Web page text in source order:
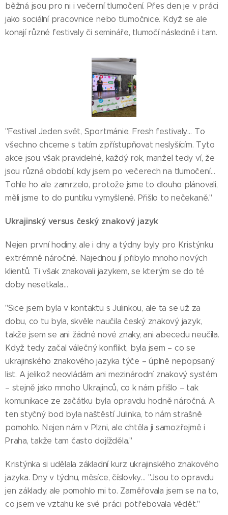
běžná jsou pro ni i večerní tlumočení. Přes den je v práci
jako sociální pracovnice nebo tlumočnice. Když se ale
konají různé festivaly či semináře, tlumočí následně i tam.
"Festival Jeden svět, Sportmánie, Fresh festivaly… To
všechno chceme s tatím zpřístupňovat neslyšícím. Tyto
akce jsou však pravidelné, každý rok, manžel tedy ví, že
jsou různá období, kdy jsem po večerech na tlumočení…
Tohle ho ale zamrzelo, protože jsme to dlouho plánovali,
měli jsme to do puntíku vymyšlené. Přišlo to nečekaně."
Ukrajinský versus český znakový jazyk
Nejen první hodiny, ale i dny a týdny byly pro Kristýnku
extrémně náročné. Najednou jí přibylo mnoho nových
klientů. Ti však znakovali jazykem, se kterým se do té
doby nesetkala…
"Sice jsem byla v kontaktu s Julinkou, ale ta se už za
dobu, co tu byla, skvěle naučila český znakový jazyk,
takže jsem se ani žádné nové znaky, ani abecedu neučila.
Když tedy začal válečný konflikt, byla jsem – co se
ukrajinského znakového jazyka týče – úplně nepopsaný
list. A jelikož neovládám ani mezinárodní znakový systém
– stejně jako mnoho Ukrajinců, co k nám přišlo – tak
komunikace ze začátku byla opravdu hodně náročná. A
ten styčný bod byla naštěstí Julinka, to nám strašně
pomohlo. Nejen nám v Plzni, ale chtěla ji samozřejmě i
Praha, takže tam často dojížděla."
Kristýnka si udělala základní kurz ukrajinského znakového
jazyka. Dny v týdnu, měsíce, číslovky… "Jsou to opravdu
jen základy, ale pomohlo mi to. Zaměřovala jsem se na to,
co jsem ve vztahu ke své práci potřebovala vědět."